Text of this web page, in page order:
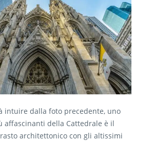
intuire dalla foto precedente, uno
affascinanti della Cattedrale è il
architettonico con gli altissimi